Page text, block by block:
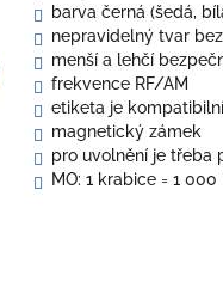
barva černá (šedá,
nepravidelný tvar
menší a lehčí
frekvence RF/AM
etiketa je
magnetický zámek
pro uvolnění je třeba
MO: 1 krabice = 1 000